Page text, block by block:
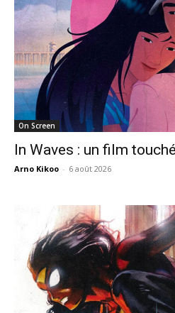
On Screen
In Waves : un film
Arno Kikoo - 6 août 2026